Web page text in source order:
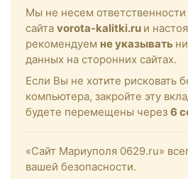
Мы не несем
сайта vorota-kalitki.ru и
рекомендуем не указывать
данных на сторонних сайтах.
Если Вы не хотите рисковать
компьютера, закройте эту
будете перемещены через 6
«Сайт Мариуполя 0629.ru»
вашей безопасности.